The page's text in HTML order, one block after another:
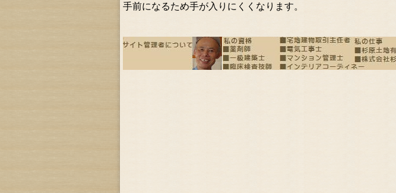
手前になるため手が入りにくくなります。